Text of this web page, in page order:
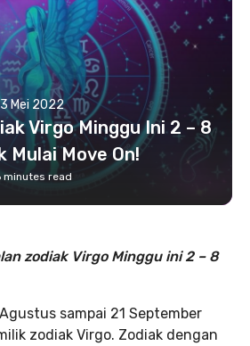
3 Mei 2022
Virgo Minggu Ini 2 – 8
Mulai Move On!
minutes read
zodiak Virgo Minggu ini 2 – 8
sampai 21 September
zodiak Virgo. Zodiak dengan